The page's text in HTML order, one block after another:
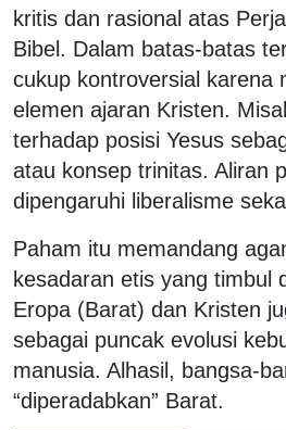
kritis dan rasional atas
Bibel. Dalam batas-batas
cukup kontroversial karena
elemen ajaran Kristen.
terhadap posisi Yesus
atau konsep trinitas. Aliran
dipengaruhi liberalisme
Paham itu memandang
kesadaran etis yang timbul
Eropa (Barat) dan Kristen
sebagai puncak evolusi
manusia. Alhasil, bangsa-
“diperadabkan” Barat.